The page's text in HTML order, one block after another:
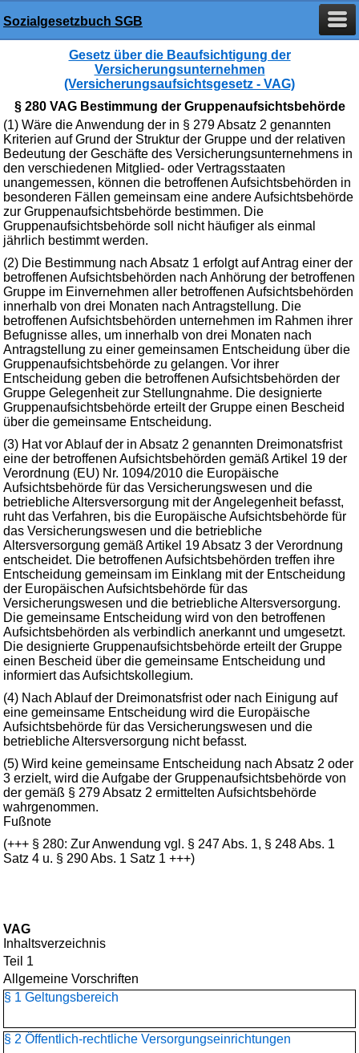
Sozialgesetzbuch SGB
Gesetz über die Beaufsichtigung der
Versicherungsunternehmen
(Versicherungsaufsichtsgesetz - VAG)
§ 280 VAG Bestimmung der Gruppenaufsichtsbehörde
(1) Wäre die Anwendung der in § 279 Absatz 2 genannten
Kriterien auf Grund der Struktur der Gruppe und der relativen
Bedeutung der Geschäfte des Versicherungsunternehmens in
den verschiedenen Mitglied- oder Vertragsstaaten
unangemessen, können die betroffenen Aufsichtsbehörden in
besonderen Fällen gemeinsam eine andere Aufsichtsbehörde
zur Gruppenaufsichtsbehörde bestimmen. Die
Gruppenaufsichtsbehörde soll nicht häufiger als einmal
jährlich bestimmt werden.
(2) Die Bestimmung nach Absatz 1 erfolgt auf Antrag einer der
betroffenen Aufsichtsbehörden nach Anhörung der betroffenen
Gruppe im Einvernehmen aller betroffenen Aufsichtsbehörden
innerhalb von drei Monaten nach Antragstellung. Die
betroffenen Aufsichtsbehörden unternehmen im Rahmen ihrer
Befugnisse alles, um innerhalb von drei Monaten nach
Antragstellung zu einer gemeinsamen Entscheidung über die
Gruppenaufsichtsbehörde zu gelangen. Vor ihrer
Entscheidung geben die betroffenen Aufsichtsbehörden der
Gruppe Gelegenheit zur Stellungnahme. Die designierte
Gruppenaufsichtsbehörde erteilt der Gruppe einen Bescheid
über die gemeinsame Entscheidung.
(3) Hat vor Ablauf der in Absatz 2 genannten Dreimonatsfrist
eine der betroffenen Aufsichtsbehörden gemäß Artikel 19 der
Verordnung (EU) Nr. 1094/2010 die Europäische
Aufsichtsbehörde für das Versicherungswesen und die
betriebliche Altersversorgung mit der Angelegenheit befasst,
ruht das Verfahren, bis die Europäische Aufsichtsbehörde für
das Versicherungswesen und die betriebliche
Altersversorgung gemäß Artikel 19 Absatz 3 der Verordnung
entscheidet. Die betroffenen Aufsichtsbehörden treffen ihre
Entscheidung gemeinsam im Einklang mit der Entscheidung
der Europäischen Aufsichtsbehörde für das
Versicherungswesen und die betriebliche Altersversorgung.
Die gemeinsame Entscheidung wird von den betroffenen
Aufsichtsbehörden als verbindlich anerkannt und umgesetzt.
Die designierte Gruppenaufsichtsbehörde erteilt der Gruppe
einen Bescheid über die gemeinsame Entscheidung und
informiert das Aufsichtskollegium.
(4) Nach Ablauf der Dreimonatsfrist oder nach Einigung auf
eine gemeinsame Entscheidung wird die Europäische
Aufsichtsbehörde für das Versicherungswesen und die
betriebliche Altersversorgung nicht befasst.
(5) Wird keine gemeinsame Entscheidung nach Absatz 2 oder
3 erzielt, wird die Aufgabe der Gruppenaufsichtsbehörde von
der gemäß § 279 Absatz 2 ermittelten Aufsichtsbehörde
wahrgenommen.
Fußnote
(+++ § 280: Zur Anwendung vgl. § 247 Abs. 1, § 248 Abs. 1
Satz 4 u. § 290 Abs. 1 Satz 1 +++)
VAG
Inhaltsverzeichnis
Teil 1
Allgemeine Vorschriften
§ 1 Geltungsbereich
§ 2 Öffentlich-rechtliche Versorgungseinrichtungen